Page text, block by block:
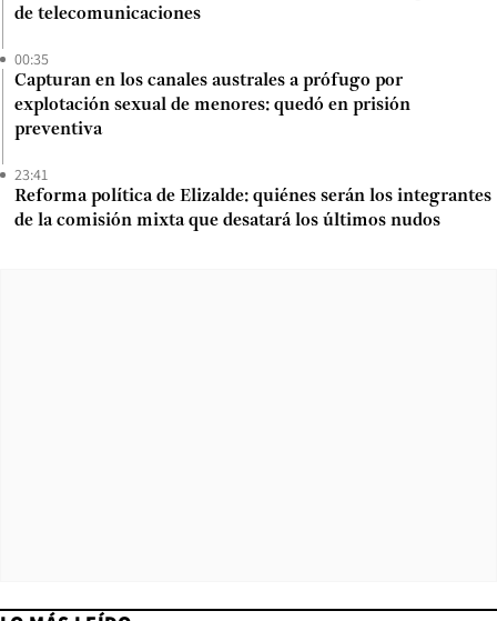
de telecomunicaciones
00:35
Capturan en los canales australes a prófugo por
explotación sexual de menores: quedó en prisión
preventiva
23:41
Reforma política de Elizalde: quiénes serán los integrantes
de la comisión mixta que desatará los últimos nudos